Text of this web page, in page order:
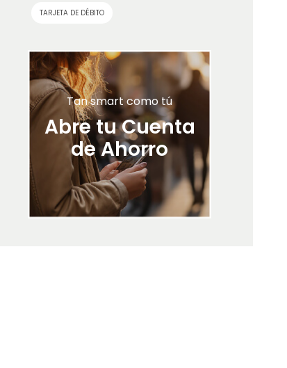
TARJETA DE DÉBITO
Tan smart como tú
Abre tu Cuenta
de Ahorro